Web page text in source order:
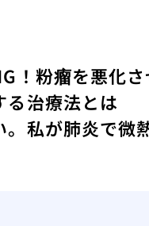
！粉瘤を悪化
る治療法とは
。私が肺炎で微